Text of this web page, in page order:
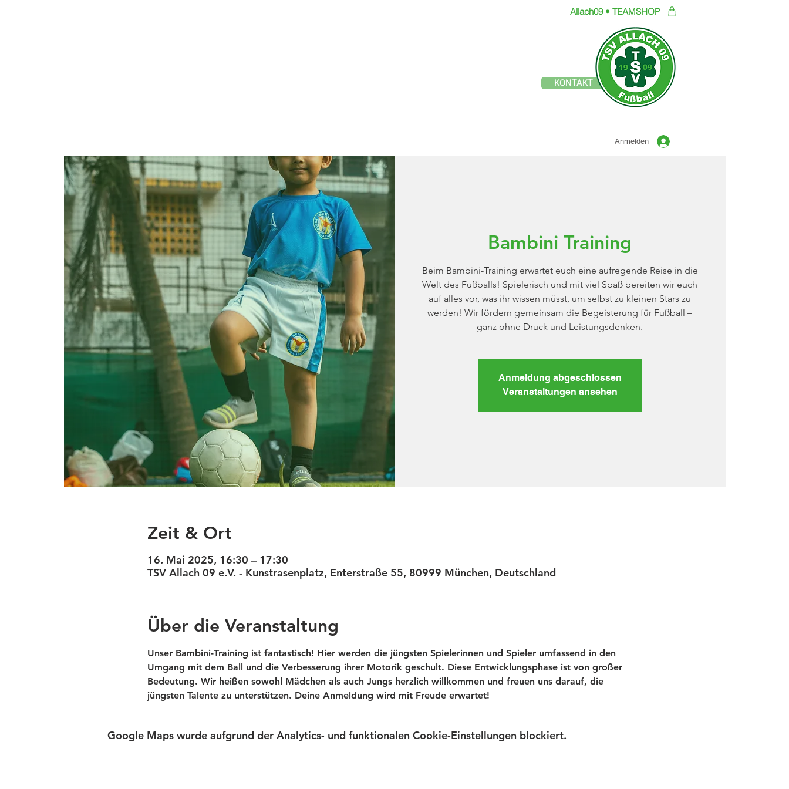
Allach09 • TEAMSHOP
KONTAKT
Anmelden
Bambini Training
Beim Bambini-Training erwartet euch eine aufregende Reise in die
Welt des Fußballs! Spielerisch und mit viel Spaß bereiten wir euch
auf alles vor, was ihr wissen müsst, um selbst zu kleinen Stars zu
werden! Wir fördern gemeinsam die Begeisterung für Fußball –
ganz ohne Druck und Leistungsdenken.
Anmeldung abgeschlossen
Veranstaltungen ansehen
Zeit & Ort
16. Mai 2025, 16:30 – 17:30
TSV Allach 09 e.V. - Kunstrasenplatz, Enterstraße 55, 80999 München, Deutschland
Über die Veranstaltung
Unser Bambini-Training ist fantastisch! Hier werden die jüngsten Spielerinnen und Spieler umfassend in den
Umgang mit dem Ball und die Verbesserung ihrer Motorik geschult. Diese Entwicklungsphase ist von großer
Bedeutung. Wir heißen sowohl Mädchen als auch Jungs herzlich willkommen und freuen uns darauf, die
jüngsten Talente zu unterstützen. Deine Anmeldung wird mit Freude erwartet!
Google Maps wurde aufgrund der Analytics- und funktionalen Cookie-Einstellungen blockiert.